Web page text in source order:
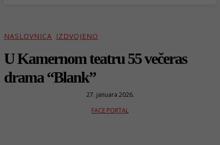
NASLOVNICA IZDVOJENO
U Kamernom teatru 55 večeras
drama “Blank”
27. januara 2026.
FACE PORTAL